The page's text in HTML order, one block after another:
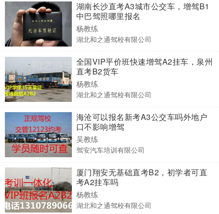
湖南长沙直考A3城市公交车，增驾B1
中巴驾照哪里报名
杨教练
湖北和之通驾校有限公司
全国VIP平价班快速增驾A2挂车，泉州
直考B2货车
杨教练
湖北和之通驾校有限公司
海沧可以报名新考A3公交车吗外地户
口不影响增驾
吴教练
驾安汽车培训有限公司
厦门翔安无基础直考B2，初学者可直
考A2挂车吗
杨教练
湖北和之通驾校有限公司